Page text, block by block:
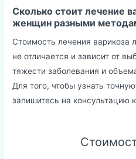
Сколько стоит лечение
женщин разными
Стоимость лечения
не отличается и зависит от
тяжести заболевания и
Для того, чтобы узнать
запишитесь на консультацию